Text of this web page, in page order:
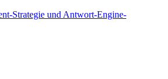
Strategie und Antwort-Engine-